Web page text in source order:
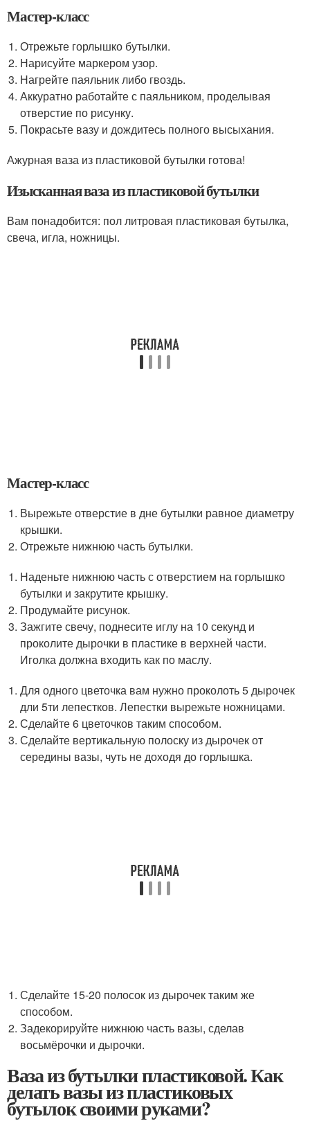
Мастер-класс
Отрежьте горлышко бутылки.
Нарисуйте маркером узор.
Нагрейте паяльник либо гвоздь.
Аккуратно работайте с паяльником, проделывая
отверстие по рисунку.
Покрасьте вазу и дождитесь полного высыхания.
Ажурная ваза из пластиковой бутылки готова!
Изысканная ваза из пластиковой бутылки
Вам понадобится: пол литровая пластиковая бутылка,
свеча, игла, ножницы.
Мастер-класс
Вырежьте отверстие в дне бутылки равное диаметру
крышки.
Отрежьте нижнюю часть бутылки.
Наденьте нижнюю часть с отверстием на горлышко
бутылки и закрутите крышку.
Продумайте рисунок.
Зажгите свечу, поднесите иглу на 10 секунд и
проколите дырочки в пластике в верхней части.
Иголка должна входить как по маслу.
Для одного цветочка вам нужно проколоть 5 дырочек
дли 5ти лепестков. Лепестки вырежьте ножницами.
Сделайте 6 цветочков таким способом.
Сделайте вертикальную полоску из дырочек от
середины вазы, чуть не доходя до горлышка.
Сделайте 15-20 полосок из дырочек таким же
способом.
Задекорируйте нижнюю часть вазы, сделав
восьмёрочки и дырочки.
Ваза из бутылки пластиковой. Как
делать вазы из пластиковых
бутылок своими руками?